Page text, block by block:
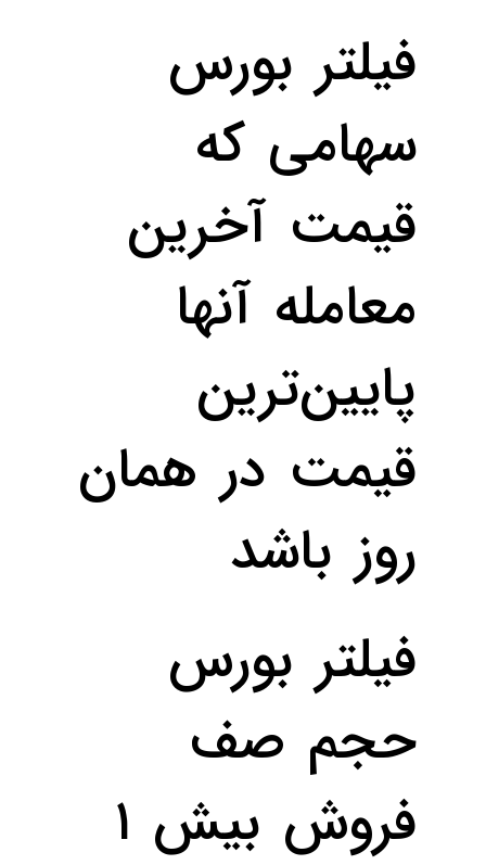
فیلتر بورس
سهامی که
قیمت آخرین
معامله آنها
پایین‌ترین
قیمت در همان
روز باشد
فیلتر بورس
حجم صف
فروش بیش ۱